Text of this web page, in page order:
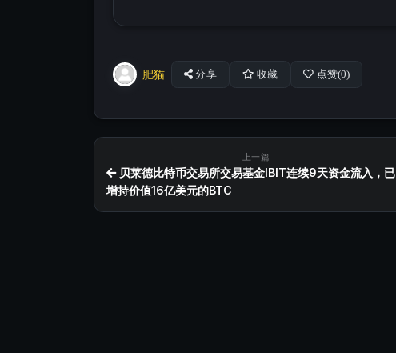
肥猫 分享 收藏 点赞(0)
上一篇
贝莱德比特币交易所交易基金IBIT连续9天资金流入，已
增持价值16亿美元的BTC